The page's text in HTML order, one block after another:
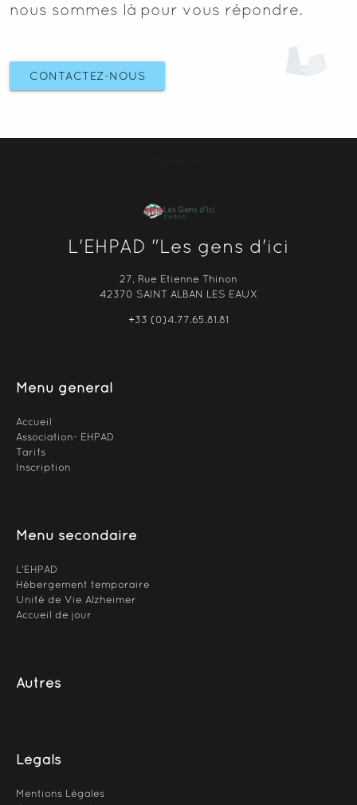
nous sommes là pour vous répondre.
CONTACTEZ-NOUS
L'EHPAD "Les gens d'ici
27, Rue Etienne Thinon
42370 SAINT ALBAN LES EAUX
+33 (0)4.77.65.81.81
Menu général
Accueil
Association- EHPAD
Tarifs
Inscription
Menu secondaire
L'EHPAD
Hébergement temporaire
Unité de Vie Alzheimer
Accueil de jour
Autres
Légals
Mentions Légales